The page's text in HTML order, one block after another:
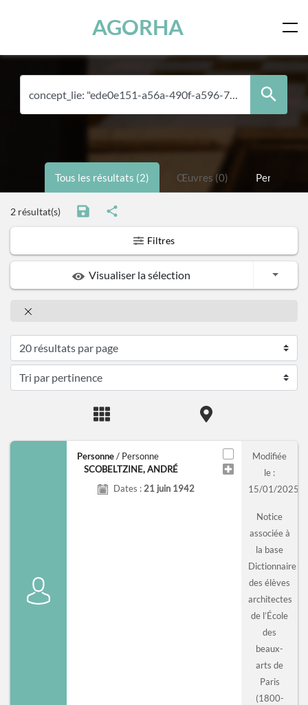
AGORHA
Tous les résultats (2) Œuvres (0) Personnes
2 résultat(s)
Filtres
Visualiser la sélection Toggle
Personne/ Personne
SCOBELTZINE, ANDRÉ
Dates :21 juin 1942
Modifiée
le :
15/01/2025
Notice
associée à
la base
Dictionnaire
des élèves
architectes
de l’École
des
beaux-
arts de
Paris
(1800-